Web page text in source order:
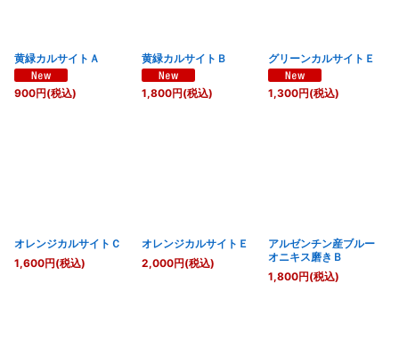
黄緑カルサイトＡ
900円(税込)
黄緑カルサイトＢ
1,800円(税込)
グリーンカルサイトＥ
1,300円(税込)
オレンジカルサイトＣ
1,600円(税込)
オレンジカルサイトＥ
2,000円(税込)
アルゼンチン産ブルー
オニキス磨きＢ
1,800円(税込)